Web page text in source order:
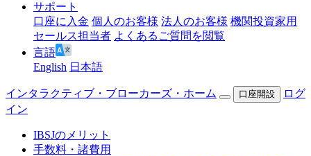
サポート
口座に入金 個人のお客様 法人のお客様 機関投資家用
セールス担当者 よくあるご質問を閲覧
言語
English 日本語
インタラクティブ・ブローカーズ・ホーム 口座開設
ログ
イン
IBSJのメリット
手数料・諸費用